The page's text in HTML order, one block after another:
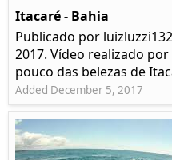
Itacaré - Bahia
Publicado por
2017. Vídeo realizado
pouco das belezas de
Added December 5, 2017